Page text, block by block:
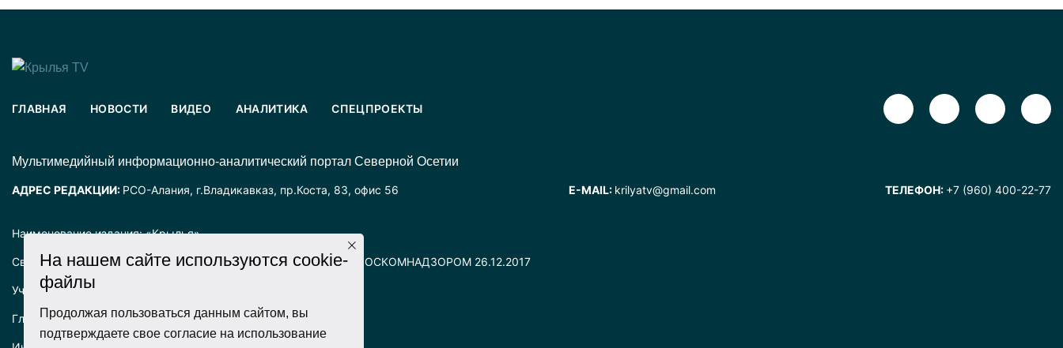
Наименование издания: «Крылья».
Свидетельство о регистрации СМИ ЭЛ № ФС77-72025 выдано РОСКОМНАДЗОРОМ 26.12.2017
Учредитель: ООО «Крылья».
Главный редактор: Хадарцева Л.Ч.
ГЛАВНАЯ НОВОСТИ ВИДЕО АНАЛИТИКА СПЕЦПРОЕКТЫ
Mультимедийный информационно-аналитический портал Северной Осетии
АДРЕС РЕДАКЦИИ: РСО-Алания, г.Владикавказ, пр.Коста, 83, офис 56 E-MAIL: krilyatv@gmail.com ТЕЛЕФОН: +7 (960) 400-22-77
На нашем сайте используются cookie-
файлы
Продолжая пользоваться данным сайтом, вы
подтверждаете свое согласие на использование